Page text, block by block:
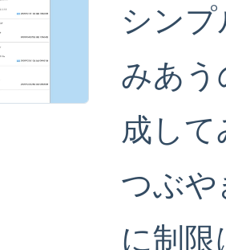
シン
みあう
成し
つぶや
に制